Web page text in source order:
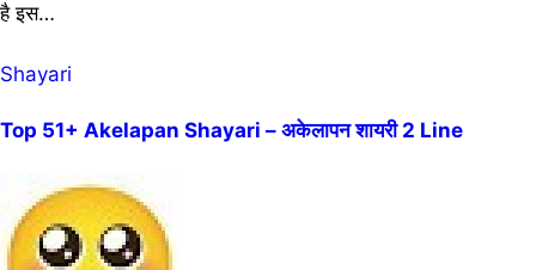
है इस…
Shayari
Top 51+ Akelapan Shayari – अकेलापन शायरी 2 Line